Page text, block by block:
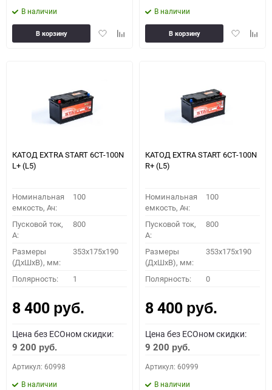
В наличии
ДобавитьДобавить
В корзину
В наличии
Добавить
В корзину
КАТОД EXTRA START 6СТ-100N
L+ (L5)
Номинальная
емкость, Ач:
100
Пусковой ток,
A:
800
Размеры
(ДхШхВ), мм:
353x175x190
Полярность: 1
8 400 руб.
Цена без ECOном скидки:
9 200 руб.
Артикул: 60998
В наличии
КАТОД EXTRA START 6СТ-100N
R+ (L5)
Номинальная
емкость, Ач:
100
Пусковой ток,
A:
800
Размеры
(ДхШхВ), мм:
353x175x190
Полярность: 0
8 400 руб.
Цена без ECOном скидки:
9 200 руб.
Артикул: 60999
В наличии